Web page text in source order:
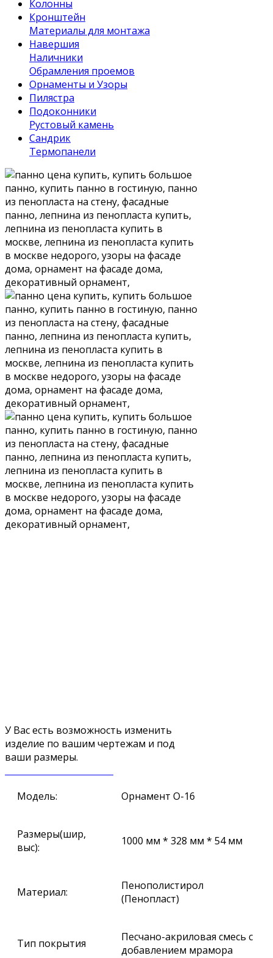
Колонны
Кронштейн
Материалы для монтажа
Навершия
Наличники
Обрамления проемов
Орнаменты и Узоры
Пилястра
Подоконники
Рустовый камень
Сандрик
Термопанели
У Вас есть возможность изменить
изделие по вашим чертежам и под
ваши размеры.
Модель: Орнамент О-16
Размеры(шир,
выс):
1000 мм * 328 мм * 54 мм
Материал:
Пенополистирол
(Пенопласт)
Тип покрытия
Песчано-акриловая смесь с
добавлением мрамора